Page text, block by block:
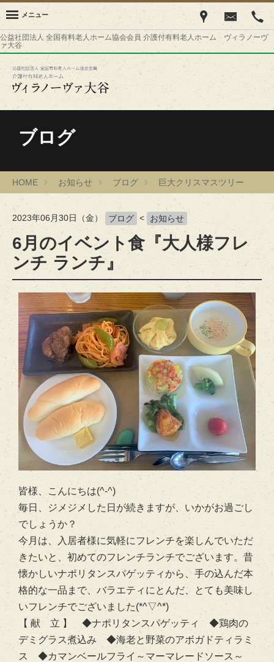
公益社団法人 全国有料老人ホーム協会会員 介護付有料老人ホーム ヴィラノーヴ
ァ大谷
メニュー
ブログ
HOME お知らせ ブログ 巨大クリスマスツリー
2023年06月30日（金） ブログ < お知らせ
6月のイベント食『大人様フレ
ンチ ランチ』
皆様、こんにちは(^-^)
毎日、ジメジメした日が続きますが、いかがお過ごし
でしょうか？
今月は、入居者様に気軽にフレンチを楽しんでいただ
きたいと、初めてのフレンチランチでございます。昔
懐かしいナポリタンスパゲッティから、手の込んだ本
格的な一品まで、バラエティにとんだ、とても美味し
いフレンチでございました(*^▽^*)
【 献 立 】 ◆ナポリタンスパゲッティ ◆鶏肉の
デミグラス煮込み ◆海老と野菜のアボガドティラミ
ス ◆カマンベールフライ～マーマレードソース～